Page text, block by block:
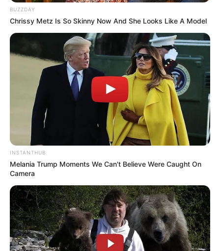
LIHAT ARTIKEL LAINNYA
BUZZDAY
Chrissy Metz Is So Skinny Now And She Looks Like A Model
INSTANTHUB
Melania Trump Moments We Can't Believe Were Caught On
Camera